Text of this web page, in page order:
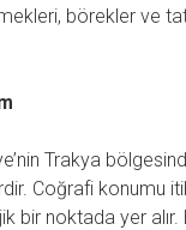
börekler ve
Trakya
Coğrafi konumu
bir noktada yer alır.